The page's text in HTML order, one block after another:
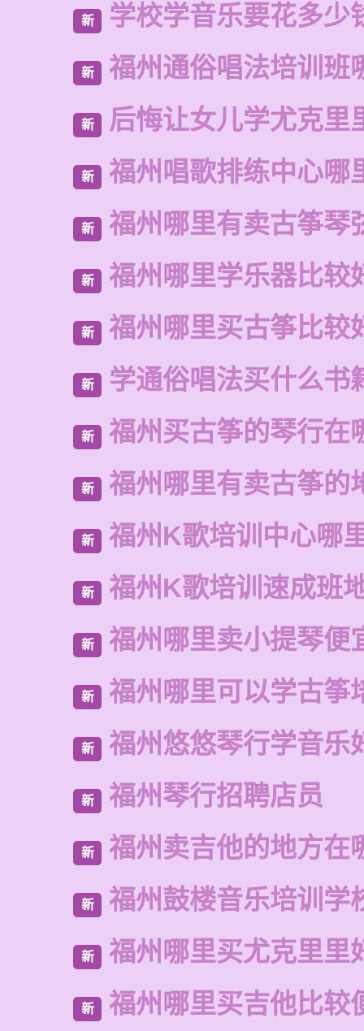
新 学校学音乐要花多少
新 福州通俗唱法培训班
新 后悔让女儿学尤克里
新 福州唱歌排练中心哪
新 福州哪里有卖古筝琴
新 福州哪里学乐器比较
新 福州哪里买古筝比较
新 学通俗唱法买什么书
新 福州买古筝的琴行在
新 福州哪里有卖古筝的
新 福州K歌培训中心哪
新 福州K歌培训速成班
新 福州哪里卖小提琴便
新 福州哪里可以学古筝
新 福州悠悠琴行学音乐
新 福州琴行招聘店员
新 福州卖吉他的地方在
新 福州鼓楼音乐培训学
新 福州哪里买尤克里里
新 福州哪里买吉他比较